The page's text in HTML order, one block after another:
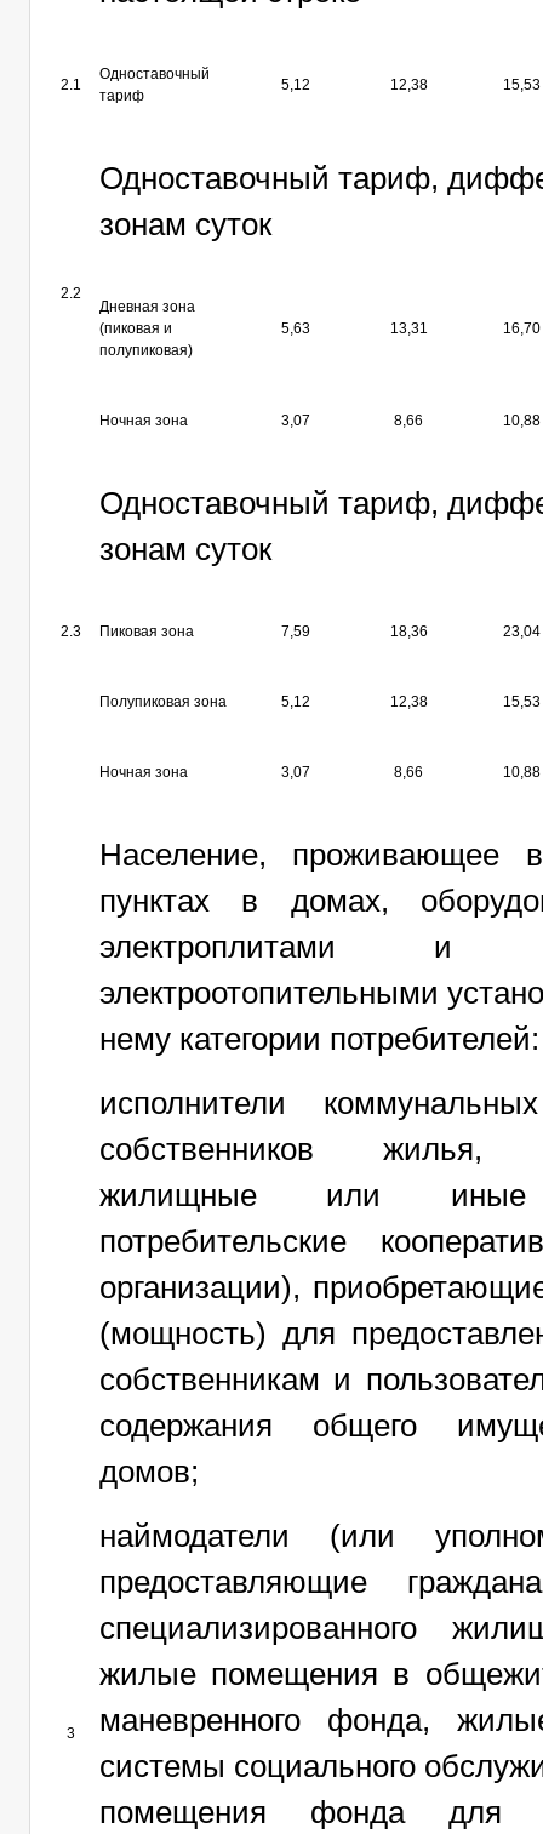
2.1
Одноставочный
тариф
5,12 12,38 15,53
2.2
Одноставочный тариф,
зонам суток
Дневная зона
(пиковая и
полупиковая)
5,63 13,31 16,70
Ночная зона 3,07 8,66 10,88
2.3
Одноставочный тариф,
зонам суток
Пиковая зона 7,59 18,36 23,04
Полупиковая зона 5,12 12,38 15,53
Ночная зона 3,07 8,66 10,88
3
Население, проживающее
пунктах в домах,
электроплитами и
электроотопительными
нему категории потребителей:
исполнители
собственников жилья,
жилищные или иные
потребительские
организации),
(мощность) для
собственникам и
содержания общего
домов;
наймодатели (или
предоставляющие
специализированного
жилые помещения в
маневренного фонда,
системы социального
помещения фонда для